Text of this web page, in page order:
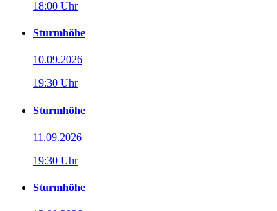
18:00 Uhr
Sturmhöhe
10.09.2026
19:30 Uhr
Sturmhöhe
11.09.2026
19:30 Uhr
Sturmhöhe